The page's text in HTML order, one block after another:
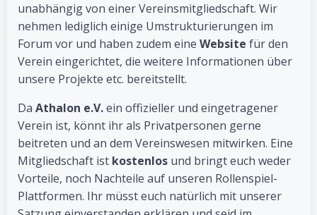
unabhängig von einer Vereinsmitgliedschaft. Wir
nehmen lediglich einige Umstrukturierungen im
Forum vor und haben zudem eine Website für den
Verein eingerichtet, die weitere Informationen über
unsere Projekte etc. bereitstellt.
Da Athalon e.V.ein offizieller und eingetragener
Verein ist, könnt ihr als Privatpersonen gerne
beitreten und an dem Vereinswesen mitwirken. Eine
Mitgliedschaft ist kostenlos und bringt euch weder
Vorteile, noch Nachteile auf unseren Rollenspiel-
Plattformen. Ihr müsst euch natürlich mit unserer